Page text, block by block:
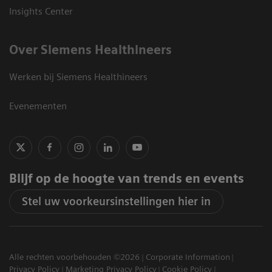
Insights Center
Over Siemens Healthineers
Werken bij Siemens Healthineers
Evenementen
Blijf op de hoogte van trends en events
Stel uw voorkeursinstellingen hier in
Alle rechten voorbehouden ©2026
Corporate Information
Privacy Policy
Marketing Privacy Policy
Cookie Policy